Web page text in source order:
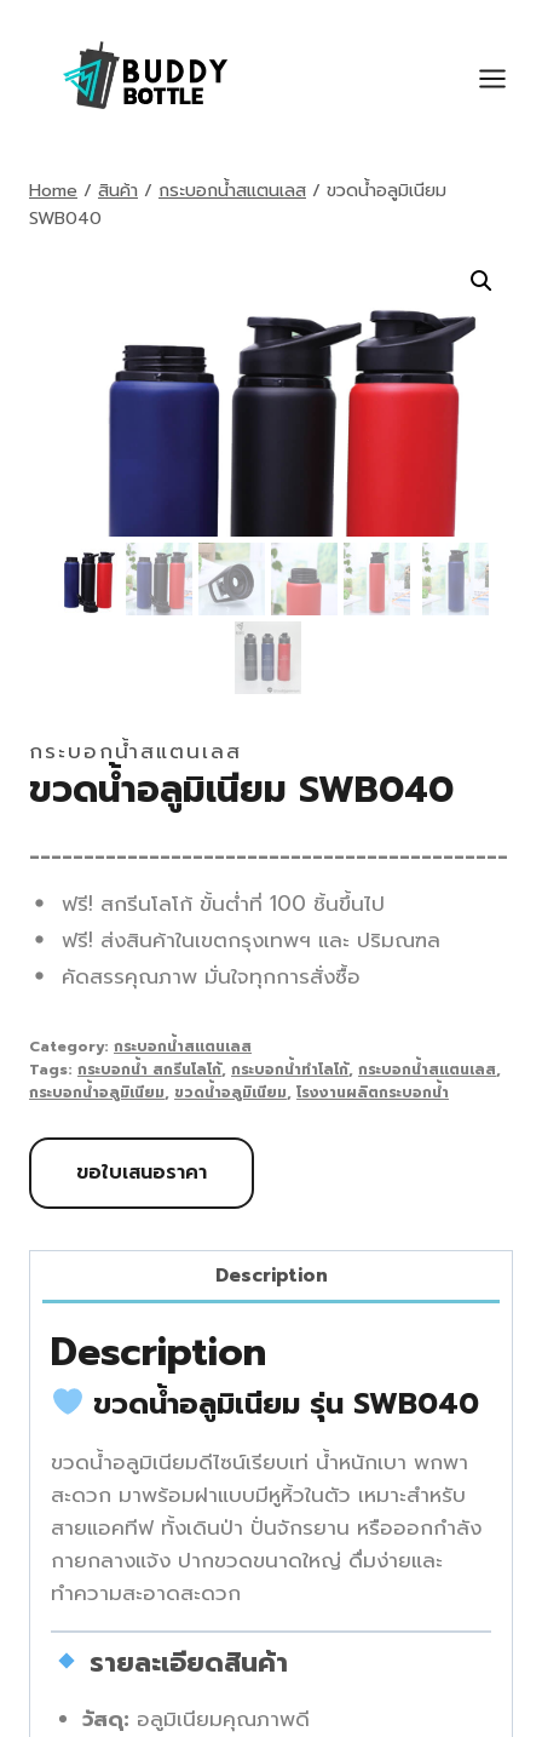
content
Home / สินค้า / กระบอกน้ำสแตนเลส / ขวดน้ำอลูมิเนียม
SWB040
กระบอกน้ำสแตนเลส
ขวดน้ำอลูมิเนียม SWB040
____________________________________________
ฟรี! สกรีนโลโก้ ขั้นต่ำที่ 100 ชิ้นขึ้นไป
ฟรี! ส่งสินค้าในเขตกรุงเทพฯ และ ปริมณฑล
คัดสรรคุณภาพ มั่นใจทุกการสั่งซื้อ
Category: กระบอกน้ำสแตนเลส
Tags: กระบอกน้ำ สกรีนโลโก้, กระบอกน้ำทำโลโก้, กระบอกน้ำสแตนเลส,
กระบอกน้ำอลูมิเนียม, ขวดน้ำอลูมิเนียม, โรงงานผลิตกระบอกน้ำ
ขอใบเสนอราคา
Description
Description
ขวดน้ำอลูมิเนียม รุ่น SWB040
ขวดน้ำอลูมิเนียมดีไซน์เรียบเท่ น้ำหนักเบา พกพา
สะดวก มาพร้อมฝาแบบมีหูหิ้วในตัว เหมาะสำหรับ
สายแอคทีฟ ทั้งเดินป่า ปั่นจักรยาน หรือออกกำลัง
กายกลางแจ้ง ปากขวดขนาดใหญ่ ดื่มง่ายและ
ทำความสะอาดสะดวก
รายละเอียดสินค้า
วัสดุ: อลูมิเนียมคุณภาพดี